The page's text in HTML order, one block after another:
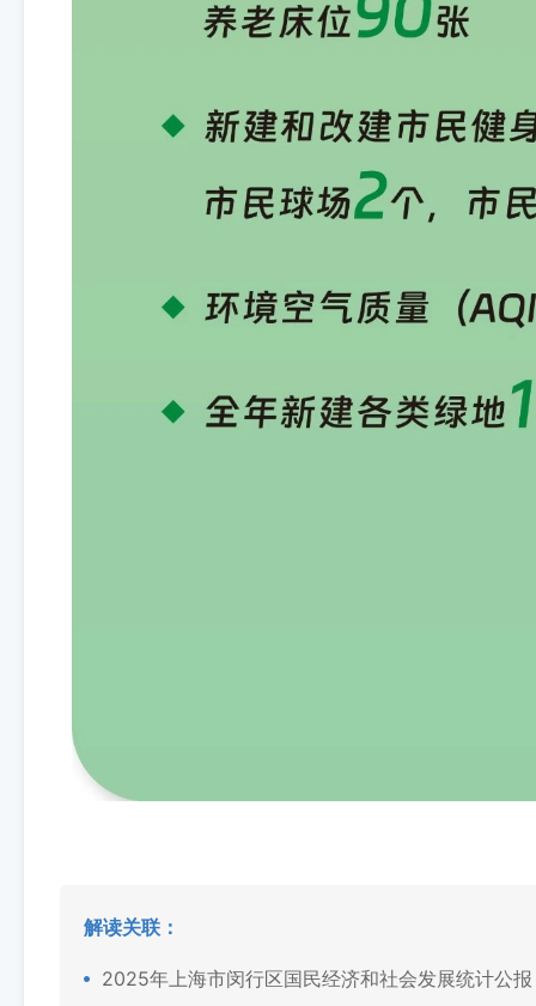
解读关联：
2025年上海市闵行区国民经济和社会发展统计公报